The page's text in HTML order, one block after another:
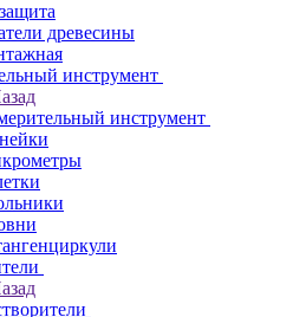
древесины
инструмент
инструмент